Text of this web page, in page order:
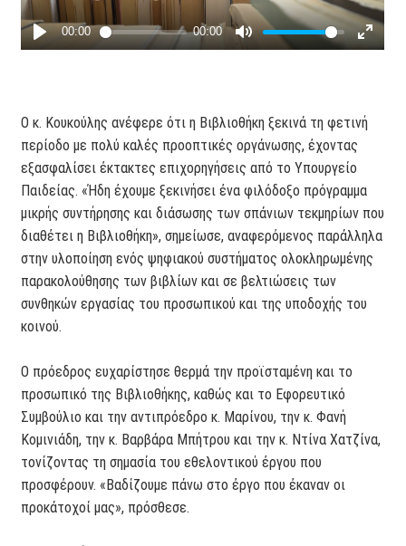
Ο κ. Κουκούλης ανέφερε ότι η Βιβλιοθήκη ξεκινά τη φετινή
περίοδο με πολύ καλές προοπτικές οργάνωσης, έχοντας
εξασφαλίσει έκτακτες επιχορηγήσεις από το Υπουργείο
Παιδείας. «Ήδη έχουμε ξεκινήσει ένα φιλόδοξο πρόγραμμα
μικρής συντήρησης και διάσωσης των σπάνιων τεκμηρίων που
διαθέτει η Βιβλιοθήκη», σημείωσε, αναφερόμενος παράλληλα
στην υλοποίηση ενός ψηφιακού συστήματος ολοκληρωμένης
παρακολούθησης των βιβλίων και σε βελτιώσεις των
συνθηκών εργασίας του προσωπικού και της υποδοχής του
κοινού.
Ο πρόεδρος ευχαρίστησε θερμά την προϊσταμένη και το
προσωπικό της Βιβλιοθήκης, καθώς και το Εφορευτικό
Συμβούλιο και την αντιπρόεδρο κ. Μαρίνου, την κ. Φανή
Κομινιάδη, την κ. Βαρβάρα Μπήτρου και την κ. Ντίνα Χατζίνα,
τονίζοντας τη σημασία του εθελοντικού έργου που
προσφέρουν. «Βαδίζουμε πάνω στο έργο που έκαναν οι
προκάτοχοί μας», πρόσθεσε.